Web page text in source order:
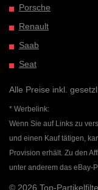
Porsche
Renault
Saab
Seat
Alle Preise inkl.
* Werbelink:
Wenn Sie auf Links zu
und einen Kauf tätigen,
Provision erhält. Zu den
unter anderem das eBay-
© 2026 Top-